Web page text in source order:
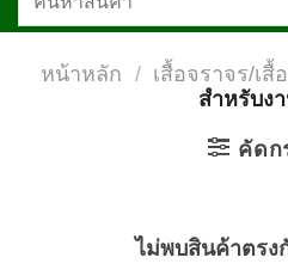
หน้าหลัก / เสื้อจราจร/เ
สำหรับง
คัดก
ไม่พบสินค้าตรง